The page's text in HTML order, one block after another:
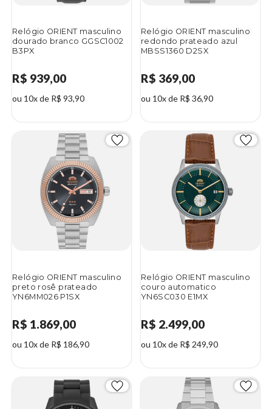
Relógio ORIENT masculino
dourado branco GGSC1002
B3PX
R$ 939,00
ou 10x de R$ 93,90
Relógio ORIENT masculino
redondo prateado azul
MBSS1360 D2SX
R$ 369,00
ou 10x de R$ 36,90
Relógio ORIENT masculino
preto rosê prateado
YN6MM026 P1SX
R$ 1.869,00
ou 10x de R$ 186,90
Relógio ORIENT masculino
couro automatico
YN6SC030 E1MX
R$ 2.499,00
ou 10x de R$ 249,90